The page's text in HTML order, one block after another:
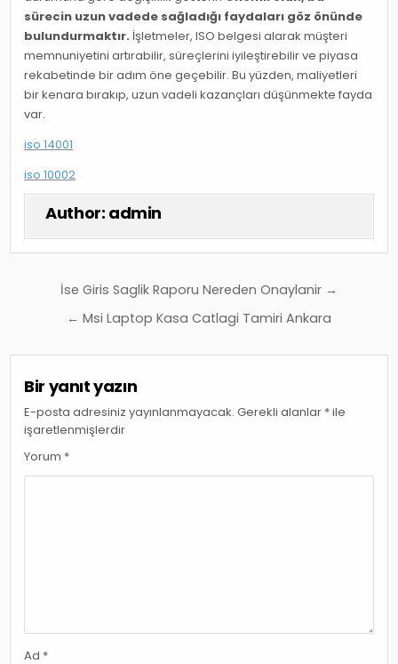
sürecin uzun vadede sağladığı faydaları göz önünde
bulundurmaktır. İşletmeler, ISO belgesi alarak müşteri
memnuniyetini artırabilir, süreçlerini iyileştirebilir ve piyasa
rekabetinde bir adım öne geçebilir. Bu yüzden, maliyetleri
bir kenara bırakıp, uzun vadeli kazançları düşünmekte fayda
var.
iso 14001
iso 10002
Author: admin
Yazı
gezinmesi
İse Giris Saglik Raporu Nereden Onaylanir →
← Msi Laptop Kasa Catlagi Tamiri Ankara
Bir yanıt yazın
E-posta adresiniz yayınlanmayacak. Gerekli alanlar *ile
işaretlenmişlerdir
Yorum *
Ad *